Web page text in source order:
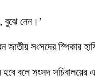
বুঝে নেন।’
সংসদের স্পিকার
বলে সংসদ সচিবালয়ের